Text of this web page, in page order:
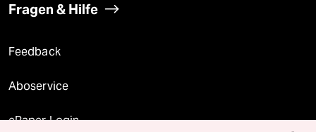
Fragen & Hilfe
Feedback
Aboservice
ePaper Login